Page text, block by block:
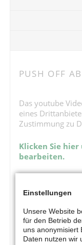
PUSH OFF
Das youtube
eines
Zustimmung zu
Klicken Sie
bearbeiten.
Einstellungen
Unsere Website
für den Betrieb
uns anonymisiert
Daten nutzen wir